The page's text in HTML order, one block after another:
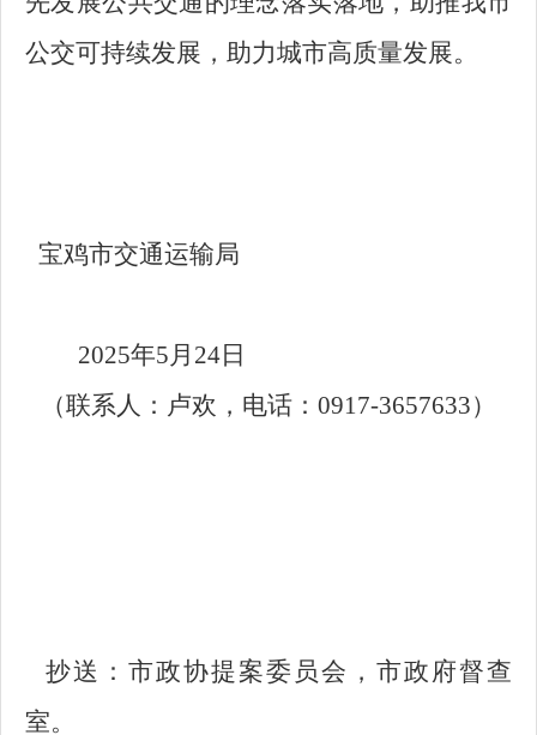
公交可持续发展，助力城市高质量发展。
宝鸡市交通运输局
2025年5月24日
（联系人：卢欢，电话：0917-3657633）
抄送：市政协提案委员会，市政府督查
室。